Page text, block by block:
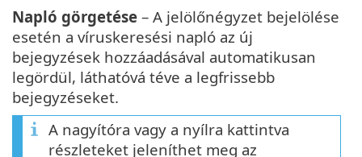
Napló görgetése – A jelölőnégyzet bejelölése
esetén a víruskeresési napló az új
bejegyzések hozzáadásával automatikusan
legördül, láthatóvá téve a legfrissebb
bejegyzéseket.
A nagyítóra vagy a nyílra kattintva
részleteket jeleníthet meg az